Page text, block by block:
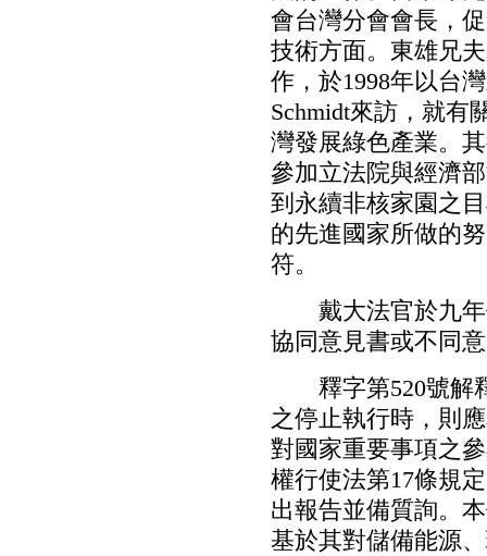
會台灣分會會長，
技術方面。東雄兄
作，於1998年以台
Schmidt來訪，就有
灣發展綠色產業。
參加立法院與經濟
到永續非核家園之
的先進國家所做的
符。
戴大法官於九年
協同意見書或不同
釋字第520號解釋
之停止執行時，則
對國家重要事項之
權行使法第17條規
出報告並備質詢。
基於其對儲備能源